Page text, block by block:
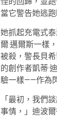
當它警告她逃
她抓起充電式
爾·邁爾斯一樣
被殺，警長貝
的創作者凱蒂·
驗一樣——作為
「最初，我們
事情，」迪波